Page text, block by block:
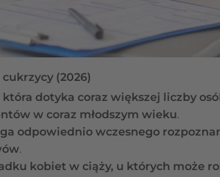
(2026)
dotyka coraz większej liczby osó
w coraz młodszym wieku.
odpowiednio wczesnego
.
kobiet w ciąży, u których może